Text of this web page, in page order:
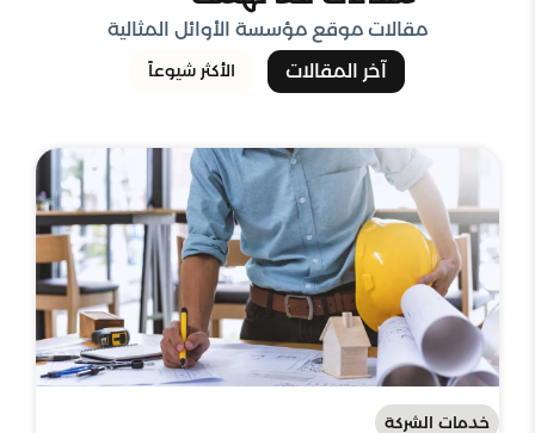
مقالات موقع مؤسسة الأوائل المثالية
آخر المقالات
الأكثر شيوعاً
خدمات الشركة